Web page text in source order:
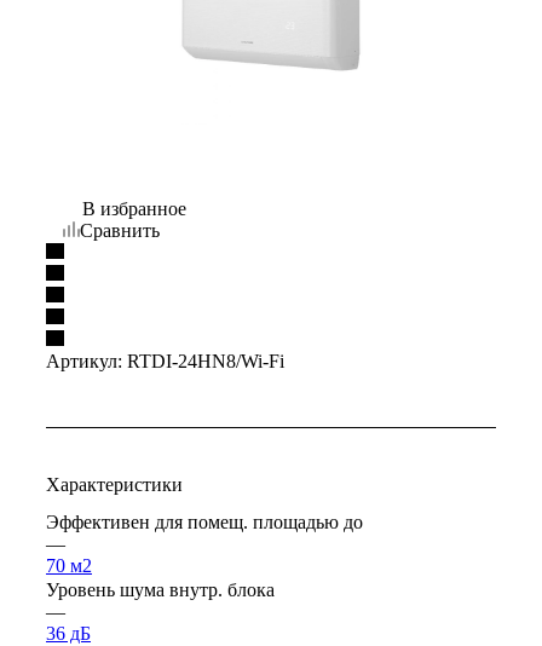
В избранное
Сравнить
Артикул: RTDI-24HN8/Wi-Fi
Характеристики
Эффективен для помещ. площадью до
—
70 м2
Уровень шума внутр. блока
—
36 дБ